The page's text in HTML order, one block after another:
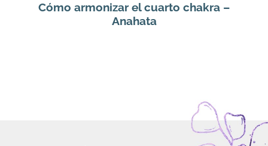
Cómo armonizar el cuarto chakra –
Anahata